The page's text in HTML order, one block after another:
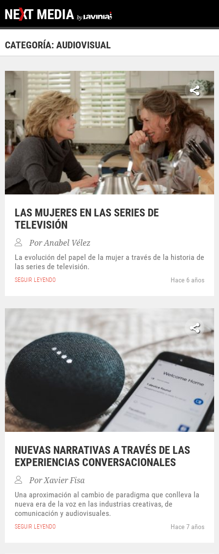
CATEGORÍA: AUDIOVISUAL
LAS MUJERES EN LAS SERIES DE
TELEVISIÓN
PorAnabel Vélez
La evolución del papel de la mujer a través de la historia de
las series de televisión.
SEGUIR LEYENDO Hace 6 años
NUEVAS NARRATIVAS A TRAVÉS DE LAS
EXPERIENCIAS CONVERSACIONALES
PorXavier Fisa
Una aproximación al cambio de paradigma que conlleva la
nueva era de la voz en las industrias creativas, de
comunicación y audiovisuales.
SEGUIR LEYENDO Hace 7 años